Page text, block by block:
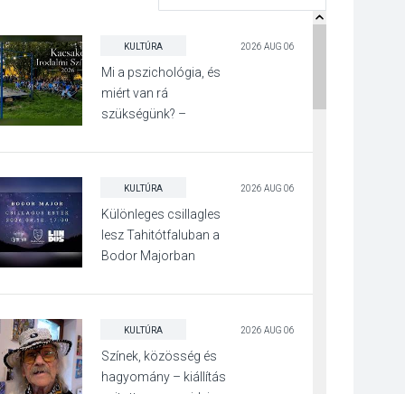
KULTÚRA 2026 AUG 06
Mi a pszichológia, és
miért van rá
szükségünk? –
Irodalmi Színpadon
KULTÚRA 2026 AUG 06
Különleges csillagles
lesz Tahitótfaluban a
Bodor Majorban
KULTÚRA 2026 AUG 06
Színek, közösség és
hagyomány – kiállítás